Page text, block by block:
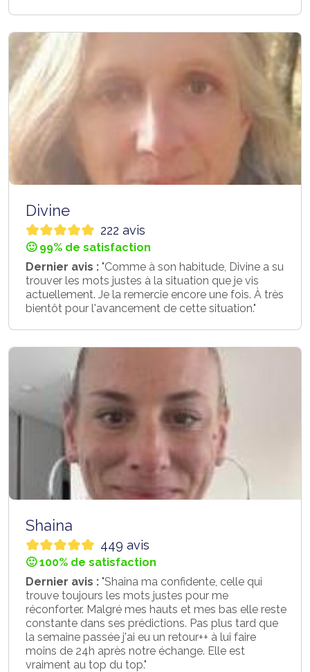
Divine
222 avis
🙂 99% de satisfaction
Dernier avis : "Comme à son habitude, Divine a su
trouver les mots justes à la situation que je vis
actuellement. Je la remercie encore une fois. À très
bientôt pour l'avancement de cette situation."
Shaina
449 avis
🙂 100% de satisfaction
Dernier avis : "Shaina ma confidente, celle qui
trouve toujours les mots justes pour me
réconforter. Malgré mes hauts et mes bas elle reste
constante dans ses prédictions. Pas plus tard que
la semaine passée j'ai eu un retour++ à lui faire
moins de 24h après notre échange. Elle est
vraiment au top du top."